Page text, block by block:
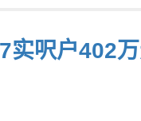
实呎户402